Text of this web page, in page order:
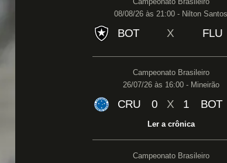
08/08/26 às 21:00 - Nilton Santos
BOT X FLU
Campeonato Brasileiro
26/07/26 às 16:00 - Mineirão
CRU 0 X 1 BOT
Ler a crônica
Campeonato Brasileiro